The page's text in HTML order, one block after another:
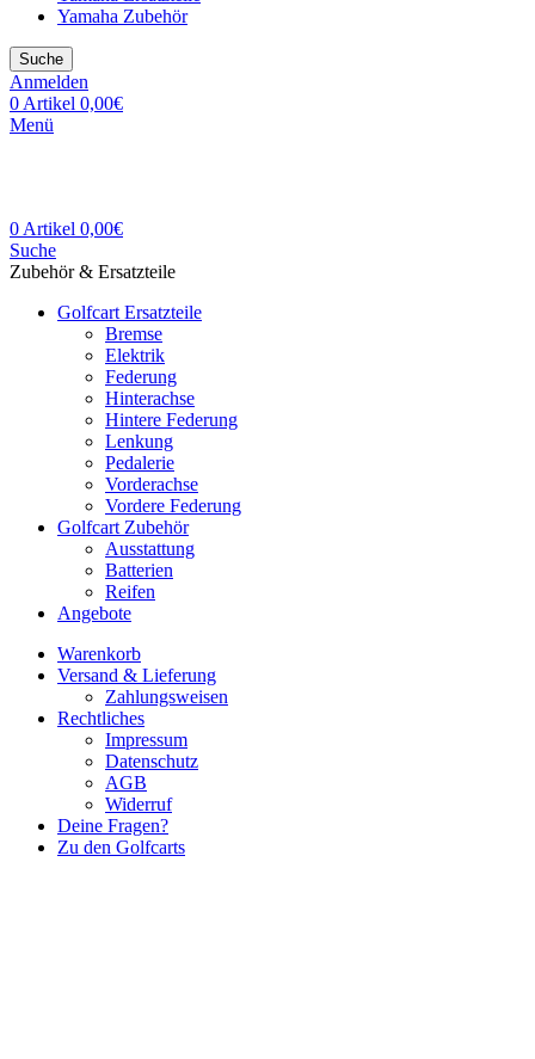
Yamaha Zubehör
Suche
Anmelden
0 Artikel 0,00€
Menü
0 Artikel 0,00€
Suche
Zubehör & Ersatzteile
Golfcart Ersatzteile
Bremse
Elektrik
Federung
Hinterachse
Hintere Federung
Lenkung
Pedalerie
Vorderachse
Vordere Federung
Golfcart Zubehör
Ausstattung
Batterien
Reifen
Angebote
Warenkorb
Versand & Lieferung
Zahlungsweisen
Rechtliches
Impressum
Datenschutz
AGB
Widerruf
Deine Fragen?
Zu den Golfcarts